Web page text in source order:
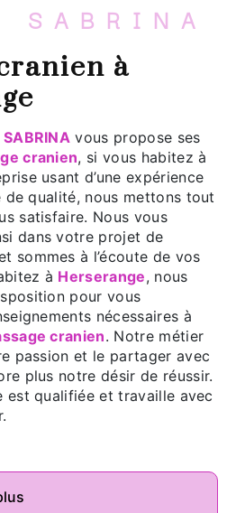
SABRINA
SABRINA vous propose ses
cranien, si vous habitez à
usant d’une expérience
de qualité, nous mettons tout
satisfaire. Nous vous
dans votre projet de
sommes à l’écoute de vos
à Herserange, nous
pour vous
nécessaires à
cranien. Notre métier
passion et le partager avec
plus notre désir de réussir.
est qualifiée et travaille avec